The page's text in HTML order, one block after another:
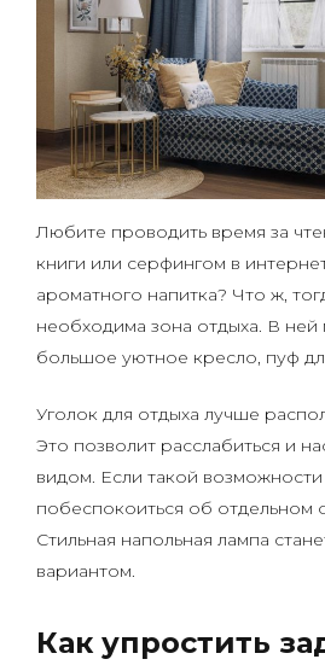
Любите проводить время за
книги или серфингом в
ароматного напитка? Что ж,
необходима зона отдыха. В
большое уютное кресло, пуф
Уголок для отдыха лучше
Это позволит расслабиться и
видом. Если такой
побеспокоиться об отдельном
Стильная напольная лампа
вариантом.
Как упростить